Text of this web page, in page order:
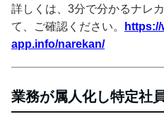
詳しくは、3分で分かるナレ
て、ご確認ください。
app.info/narekan/
業務が属人化し特定社